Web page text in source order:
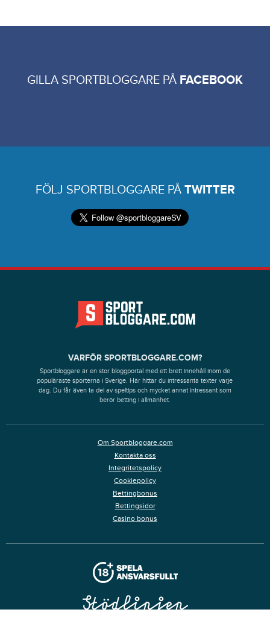
GILLA SPORTBLOGGARE PÅ FACEBOOK
FÖLJ SPORTBLOGGARE PÅ TWITTER
VARFÖR SPORTBLOGGARE.COM?
Sportbloggare är en stor bloggportal med ett brett innehåll inom de
populäraste sporterna i Sverige. Här hittar du intressanta texter varje
dag. Du får även ta del av speltips och mycket annat intressant som
berör betting i allmänhet.
Om Sportbloggare.com
Kontakta oss
Integritetspolicy
Cookiepolicy
Bettingbonus
Bettingsidor
Casino bonus